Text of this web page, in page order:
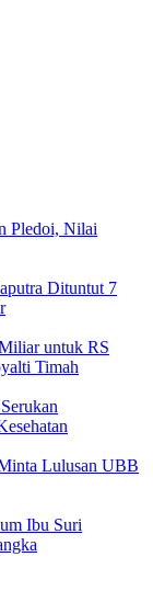
Pledoi, Nilai
Dituntut 7
untuk RS
Timah
Lulusan UBB
Ibu Suri